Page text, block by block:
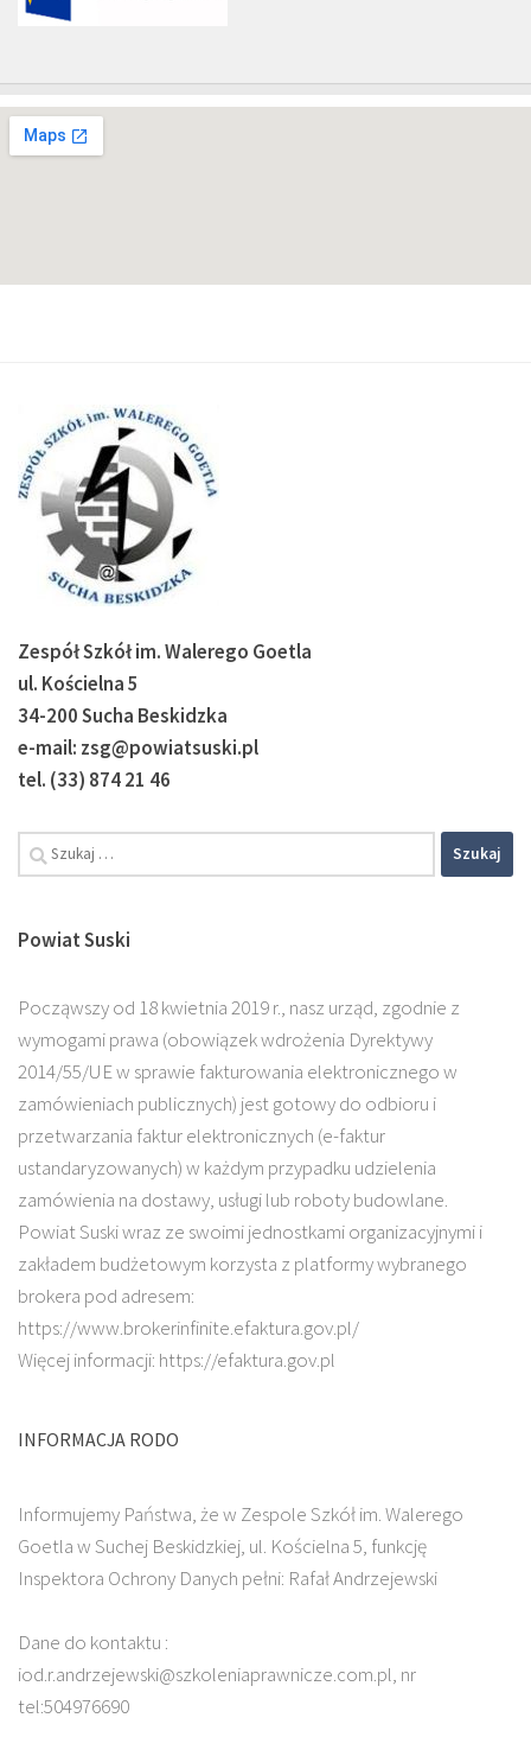
Zespół Szkół im. Walerego Goetla
ul. Kościelna 5
34-200 Sucha Beskidzka
e-mail: zsg@powiatsuski.pl
tel. (33) 874 21 46
Powiat Suski
Począwszy od 18 kwietnia 2019 r., nasz urząd, zgodnie z
wymogami prawa (obowiązek wdrożenia Dyrektywy
2014/55/UE w sprawie fakturowania elektronicznego w
zamówieniach publicznych) jest gotowy do odbioru i
przetwarzania faktur elektronicznych (e-faktur
ustandaryzowanych) w każdym przypadku udzielenia
zamówienia na dostawy, usługi lub roboty budowlane.
Powiat Suski wraz ze swoimi jednostkami organizacyjnymi i
zakładem budżetowym korzysta z platformy wybranego
brokera pod adresem:
https://www.brokerinfinite.efaktura.gov.pl/
Więcej informacji: https://efaktura.gov.pl
INFORMACJA RODO
Informujemy Państwa, że w Zespole Szkół im. Walerego
Goetla w Suchej Beskidzkiej, ul. Kościelna 5, funkcję
Inspektora Ochrony Danych pełni: Rafał Andrzejewski
Dane do kontaktu :
iod.r.andrzejewski@szkoleniaprawnicze.com.pl, nr
tel:504976690